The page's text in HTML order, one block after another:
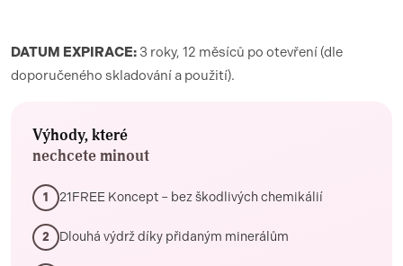
DATUM EXPIRACE: 3 roky, 12 měsíců po otevření (dle
doporučeného skladování a použití).
Výhody, které
nechcete minout
1 21FREE Koncept – bez škodlivých chemikálií
2 Dlouhá výdrž díky přidaným minerálům